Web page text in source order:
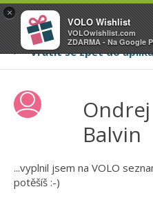
VOLO
Váš online wishlist
×
VOLO Wishlist
VOLOwishlist.com
ZDARMA - Na Google
Ondrej
Balvin
...vyplnil jsem na VOLO
potěšíš :-)